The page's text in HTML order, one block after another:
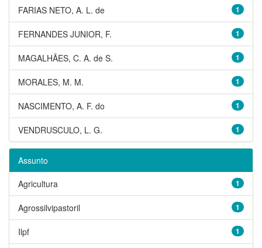
1
FARIAS NETO, A. L. de
1
FERNANDES JUNIOR, F.
1
MAGALHÃES, C. A. de S.
1
MORALES, M. M.
1
NASCIMENTO, A. F. do
1
VENDRUSCULO, L. G.
Assunto
1
Agricultura
1
Agrossilvipastoril
1
Ilpf